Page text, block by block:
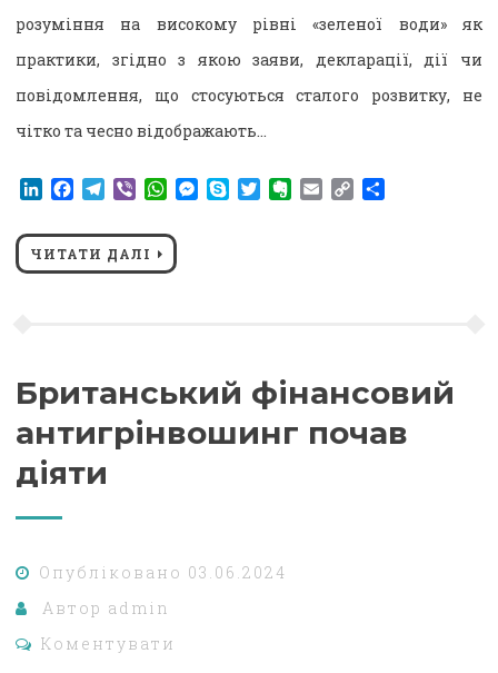
розуміння на високому рівні «зеленої води» як
практики, згідно з якою заяви, декларації, дії чи
повідомлення, що стосуються сталого розвитку, не
чітко та чесно відображають…
LinkedIn
Facebook
Telegram
ViberWhatsApp
Messenger
SkypeTwitterEvernote
EmailCopy
ЧИТАТИ ДАЛІ
Британський фінансовий
антигрінвошинг почав
діяти
Опубліковано 03.06.2024
Автор admin
Коментувати